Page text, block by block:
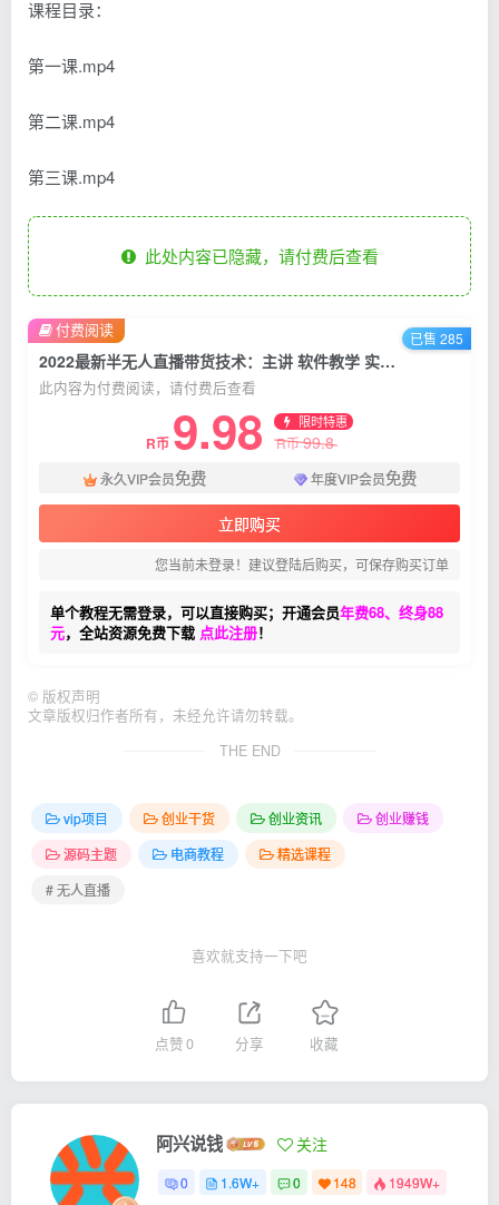
课程目录：
第一课.mp4
第二课.mp4
第三课.mp4
此处内容已隐藏，请付费后查看
2022最新半无人直播带货技术：主讲 软件教学 实操讲解 二次剪辑 直播伴侣
此内容为付费阅读，请付费后查看
R币 9.98 限时特惠
R币99.8
永久VIP会员免费 年度VIP会员免费
立即购买
您当前未登录！建议登陆后购买，可保存购买订单
单个教程无需登录，可以直接购买；开通会员年费68、终身88
元，全站资源免费下载 点此注册！
付费阅读 已售 285
© 版权声明
文章版权归作者所有，未经允许请勿转载。
THE END
vip项目 创业干货 创业资讯
创业赚钱
源码主题
电商教程
精选课程
# 无人直播
喜欢就支持一下吧
点赞0 分享 收藏
阿兴说钱 关注
0 1.6W+ 0 148 1949W+